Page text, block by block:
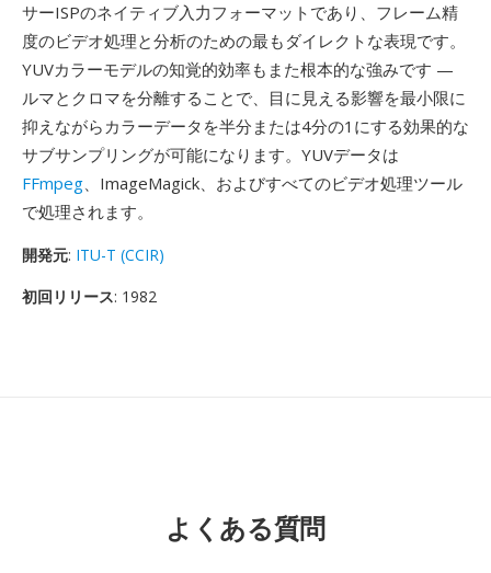
サーISPのネイティブ入力フォーマットであり、フレーム精
度のビデオ処理と分析のための最もダイレクトな表現です。
YUVカラーモデルの知覚的効率もまた根本的な強みです —
ルマとクロマを分離することで、目に見える影響を最小限に
抑えながらカラーデータを半分または4分の1にする効果的な
サブサンプリングが可能になります。YUVデータは
FFmpeg、ImageMagick、およびすべてのビデオ処理ツール
で処理されます。
開発元: ITU-T (CCIR)
初回リリース: 1982
よくある質問